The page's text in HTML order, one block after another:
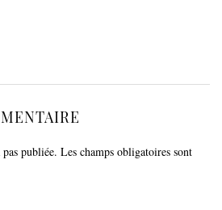
publiée. Les champs obligatoires sont